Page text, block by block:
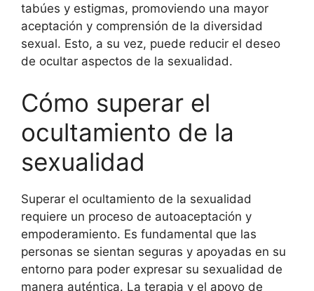
tabúes y estigmas, promoviendo una mayor
aceptación y comprensión de la diversidad
sexual. Esto, a su vez, puede reducir el deseo
de ocultar aspectos de la sexualidad.
Cómo superar el
ocultamiento de la
sexualidad
Superar el ocultamiento de la sexualidad
requiere un proceso de autoaceptación y
empoderamiento. Es fundamental que las
personas se sientan seguras y apoyadas en su
entorno para poder expresar su sexualidad de
manera auténtica. La terapia y el apoyo de